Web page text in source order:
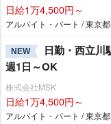
日給1万4,500円～
アルバイト・パート / 東京都
NEW
日勤・西立川
週1日～OK
株式会社MSK
日給1万4,500円～
アルバイト・パート / 東京都